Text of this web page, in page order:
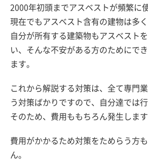
2000年初頭までアスベストが頻繁に
現在でもアスベスト含有の建物は多く
自分が所有する建築物もアスベスト
い、そんな不安がある方のためにで
ます。
これから解説する対策は、全て専門
う対策ばかりですので、自分達では行
そのため、費用ももちろん発生します
費用がかかるため対策をためらう方
ん。